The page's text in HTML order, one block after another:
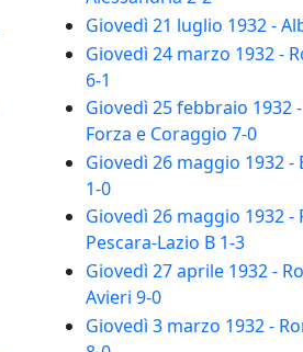
Giovedì 21 luglio 1932 -
Giovedì 24 marzo 1932 -
6-1
Giovedì 25 febbraio 1932
Forza e Coraggio 7-0
Giovedì 26 maggio 1932 -
1-0
Giovedì 26 maggio 1932
Pescara-Lazio B 1-3
Giovedì 27 aprile 1932 -
Avieri 9-0
Giovedì 3 marzo 1932 -